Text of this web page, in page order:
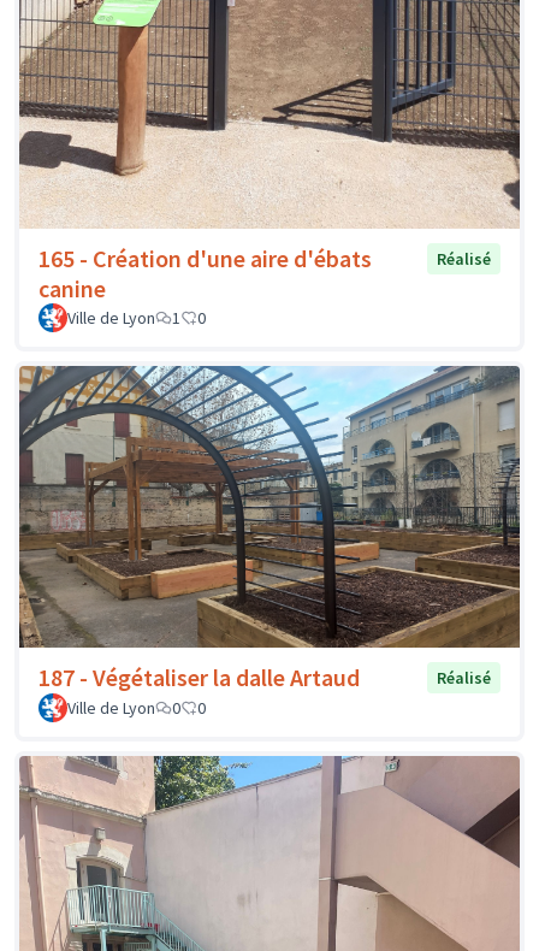
165 - Création d'une aire d'ébats
canine
Réalisé
Ville de Lyon 1 0
187 - Végétaliser la dalle Artaud
Réalisé
Ville de Lyon
0 0